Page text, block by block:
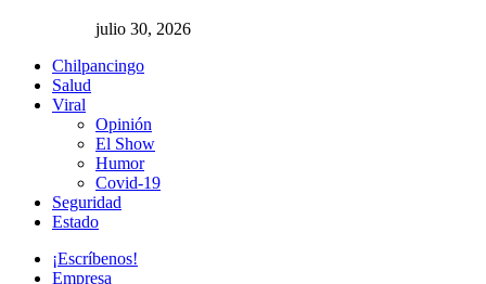
julio 30, 2026
Chilpancingo
Salud
Viral
Opinión
El Show
Humor
Covid-19
Seguridad
Estado
¡Escríbenos!
Empresa